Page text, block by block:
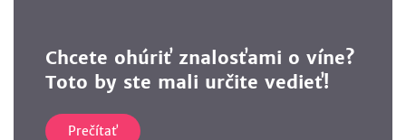
Chcete ohúriť znalosťami o víne?
Toto by ste mali určite vedieť!
Prečítať